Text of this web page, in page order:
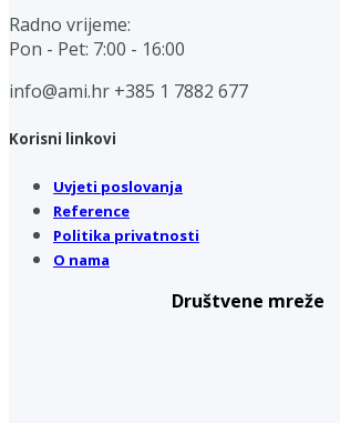
Radno vrijeme:
Pon - Pet: 7:00 - 16:00
info@ami.hr +385 1 7882 677
Korisni linkovi
Uvjeti poslovanja
Reference
Politika privatnosti
O nama
Društvene mreže